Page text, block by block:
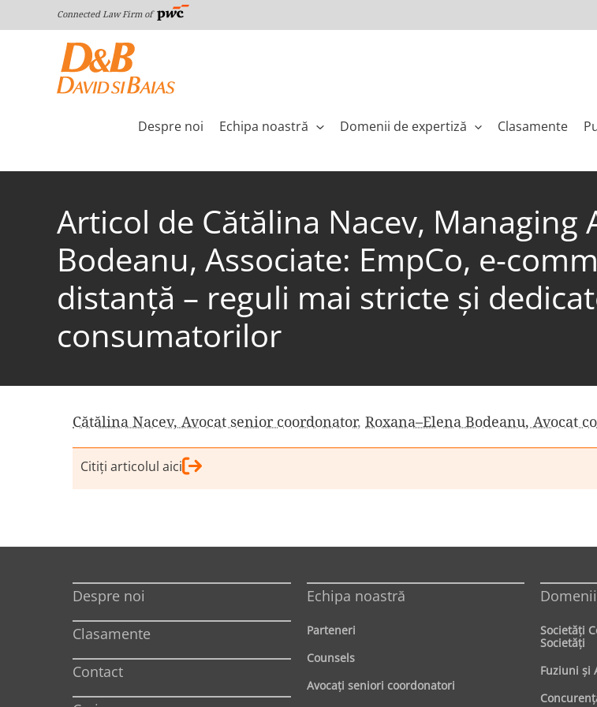
to
Connected Law Firm of
Despre noi Echipa noastră Domenii de expertiză Clasamente
Articol de Cătălina Nacev, Managing
Bodeanu, Associate: EmpCo, e-
distanță – reguli mai stricte și
consumatorilor
Cătălina Nacev, Avocat senior coordonator, Roxana–Elena Bodeanu, Avocat
Citiţi articolul aici
Despre noi
Clasamente
Contact
Echipa noastră
Parteneri
Counsels
Avocaţi seniori coordonatori
Societăţi
Societăţi
Fuziuni şi